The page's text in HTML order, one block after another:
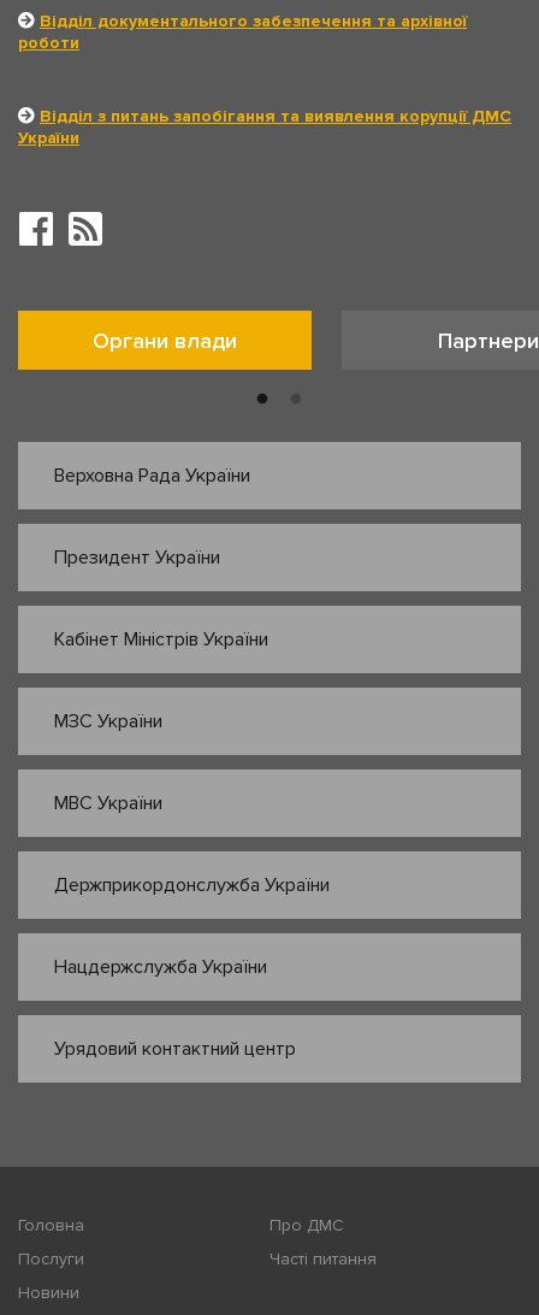
Відділ документального забезпечення та архівної
роботи
Відділ з питань запобігання та виявлення корупції ДМС
України
Органи влади Партнери
Верховна Рада України
Президент України
Кабінет Міністрів України
МЗС України
МВС України
Держприкордонслужба України
Нацдержслужба України
Урядовий контактний центр
Головна
Про ДМС
Послуги
Часті питання
Новини